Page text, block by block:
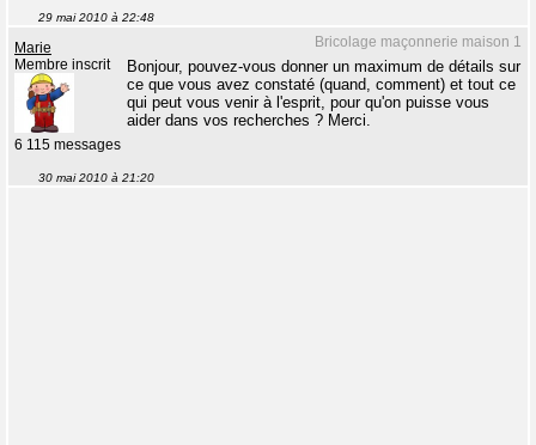
29 mai 2010 à 22:48
Bricolage maçonnerie maison 1
Marie
Membre inscrit
6 115 messages
Bonjour, pouvez-vous donner un maximum de détails sur
ce que vous avez constaté (quand, comment) et tout ce
qui peut vous venir à l'esprit, pour qu'on puisse vous
aider dans vos recherches ? Merci.
30 mai 2010 à 21:20